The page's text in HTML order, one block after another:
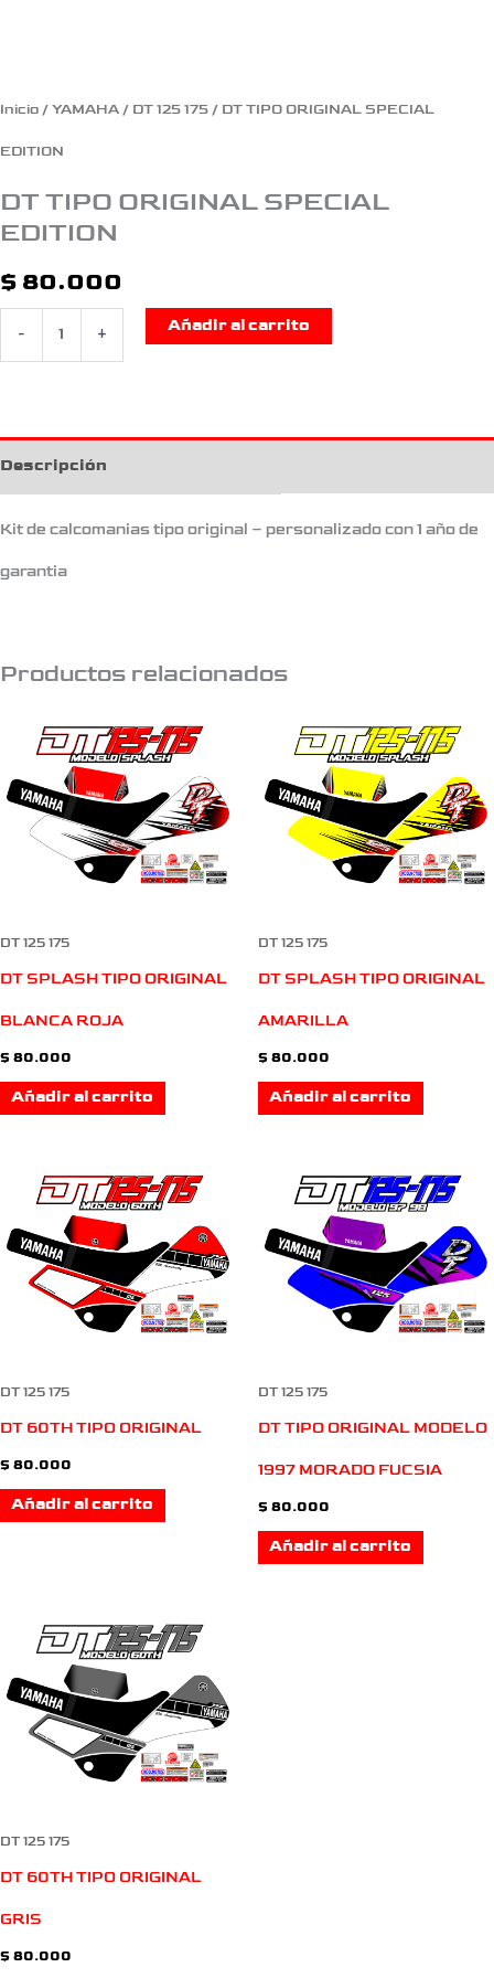
Inicio / YAMAHA / DT 125 175 / DT TIPO ORIGINAL SPECIAL
EDITION
DT TIPO ORIGINAL SPECIAL
EDITION
$ 80.000
- +
Añadir al carrito
Descripción
Kit de calcomanias tipo original – personalizado con 1 año de
garantia
Productos relacionados
DT 125 175
DT SPLASH TIPO ORIGINAL
BLANCA ROJA
$ 80.000
Añadir al carrito
DT 125 175
DT SPLASH TIPO ORIGINAL
AMARILLA
$ 80.000
Añadir al carrito
DT 125 175
DT 60TH TIPO ORIGINAL
$ 80.000
Añadir al carrito
DT 125 175
DT TIPO ORIGINAL MODELO
1997 MORADO FUCSIA
$ 80.000
Añadir al carrito
DT 125 175
DT 60TH TIPO ORIGINAL
GRIS
$ 80.000